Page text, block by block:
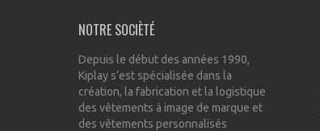
NOTRE SOCIÈTÉ
Depuis le début des années 1990,
Kiplay s’est spécialisée dans la
création, la fabrication et la logistique
des vêtements à image de marque et
des vêtements personnalisés